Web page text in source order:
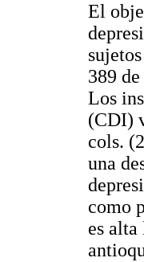
El
389
Los
(CDI)
cols.
una
como
es